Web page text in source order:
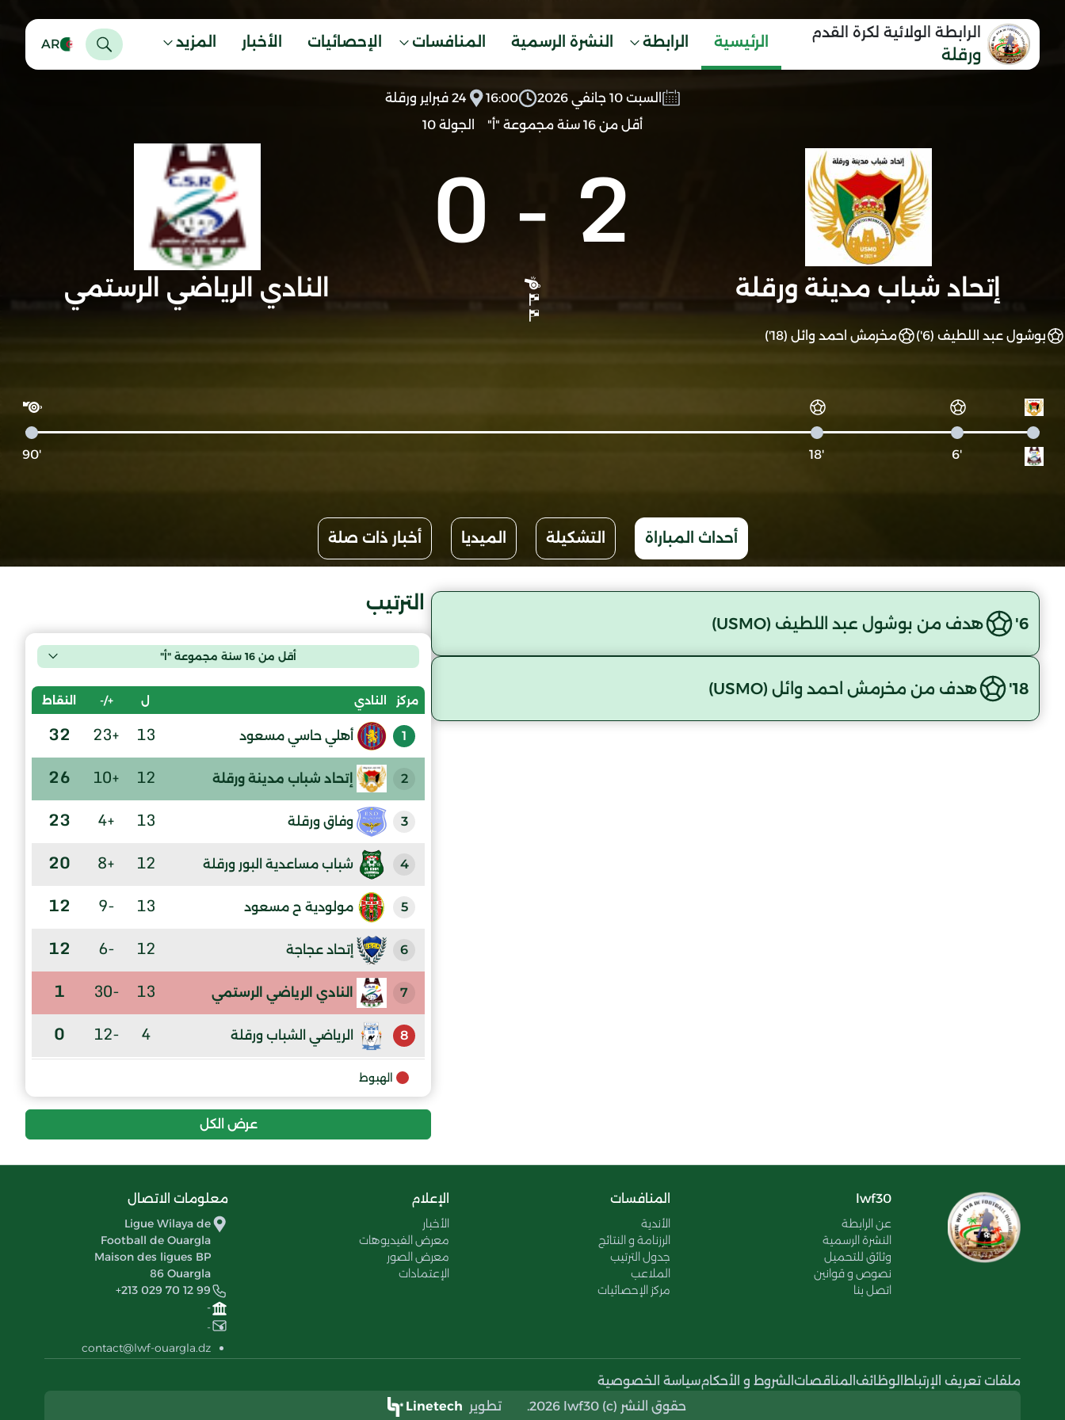
الرابطة الولائية لكرة القدم
ورقلة
الرئيسية الرابطة النشرة الرسمية المنافسات الإحصائيات الأخبار المزيد AR
السبت 10 جانفي 2026 16:00
24 فبراير ورقلة
أقل من 16 سنة مجموعة "أ"
الجولة 10
إتحاد شباب مدينة ورقلة
2
-
0
النادي الرياضي الرستمي
بوشول عبد اللطيف (6') مخرمش احمد وائل (18')
'6
'18
'90
أحداث المباراة التشكيلة الميديا أخبار ذات صلة
6' هدف من بوشول عبد اللطيف (USMO)
18' هدف من مخرمش احمد وائل (USMO)
الترتيب
أقل من 16 سنة مجموعة "أ"
مركز النادي ل +/- النقاط
1 أهلي حاسي مسعود 13
+23
32
2 إتحاد شباب مدينة ورقلة 12
+10
26
3 وفاق ورقلة 13
+4
23
4 شباب مساعدية البور ورقلة 12
+8
20
5 مولودية ح مسعود 13
-9
12
6 إتحاد عجاجة 12
-6
12
7 النادي الرياضي الرستمي 13
-30
1
8 الرياضي الشباب ورقلة 4
-12
0
الهبوط
عرض الكل
lwf30
عن الرابطة
النشرة الرسمية
وثائق للتحميل
نصوص و قوانين
اتصل بنا
المنافسات
الأندية
الرزنامة و النتائج
جدول الترتيب
الملاعب
مركز الإحصائيات
الإعلام
الأخبار
معرض الفيديوهات
معرض الصور
الإعتمادات
معلومات الاتصال
Ligue Wilaya de
Football de Ouargla
Maison des ligues BP
86 Ouargla
+213 029 70 12 99
-
-
contact@lwf-ouargla.dz
ملفات تعريف الإرتباط الوظائف المناقصات الشروط و الأحكامسياسة الخصوصية
حقوق النشر (c) 2026 lwf30.
تطوير Linetech